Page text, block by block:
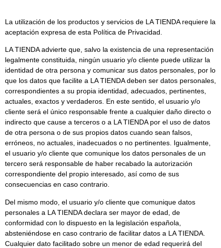
La utilización de los productos y servicios de LA TIENDA requiere la
aceptación expresa de esta Política de Privacidad.
LA TIENDA advierte que, salvo la existencia de una representación
legalmente constituida, ningún usuario y/o cliente puede utilizar la
identidad de otra persona y comunicar sus datos personales, por lo
que los datos que facilite a LA TIENDA deben ser datos personales,
correspondientes a su propia identidad, adecuados, pertinentes,
actuales, exactos y verdaderos. En este sentido, el usuario y/o
cliente será el único responsable frente a cualquier daño directo o
indirecto que cause a terceros o a LA TIENDA por el uso de datos
de otra persona o de sus propios datos cuando sean falsos,
erróneos, no actuales, inadecuados o no pertinentes. Igualmente,
el usuario y/o cliente que comunique los datos personales de un
tercero será responsable de haber recabado la autorización
correspondiente del propio interesado, así como de sus
consecuencias en caso contrario.
Del mismo modo, el usuario y/o cliente que comunique datos
personales a LA TIENDA declara ser mayor de edad, de
conformidad con lo dispuesto en la legislación española,
absteniéndose en caso contrario de facilitar datos a LA TIENDA.
Cualquier dato facilitado sobre un menor de edad requerirá del